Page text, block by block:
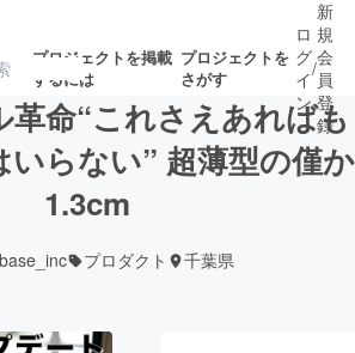
プロジェクトを掲載
するには
プロジェクトを
さがす
注目の新着プロ募集終了が近いプ
ロ
グ
イ
ン
/
新
規
会
員
登
録
革命“これさえあればも
いらない” 超薄型の僅か
1.3cm
プロダクト 千葉県